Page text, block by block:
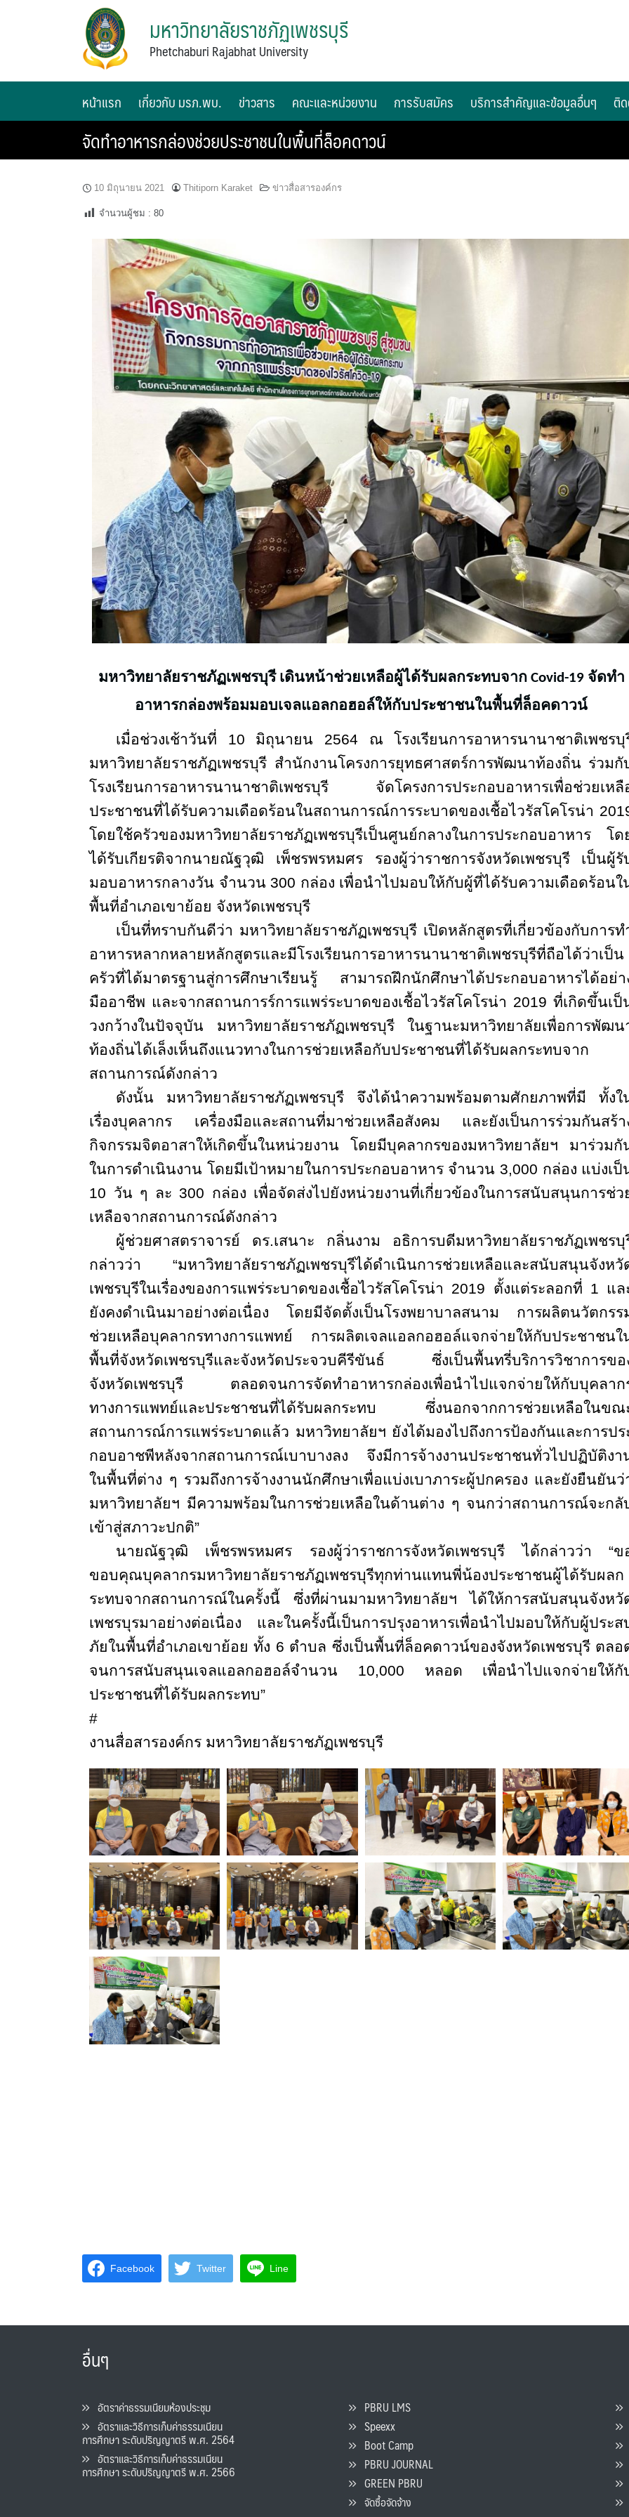
มหาวิทยาลัยราชภัฏเพชรบุรี
Phetchaburi Rajabhat University
หน้าแรก เกี่ยวกับ มรภ.พบ. ข่าวสาร คณะและหน่วยงาน การรับสมัคร บริการสำคัญและข้อมูลอื่นๆ ติ
จัดทำอาหารกล่องช่วยประชาชนในพื้นที่ล็อคดาวน์
10 มิถุนายน 2021 Thitiporn Karaket ข่าวสื่อสารองค์กร
จำนวนผู้ชม : 80
มหาวิทยาลัยราชภัฏเพชรบุรี เดินหน้าช่วยเหลือผู้ได้รับผลกระทบจาก Covid-19 จัดทำ
อาหารกล่องพร้อมมอบเจลแอลกอฮอล์ให้กับประชาชนในพื้นที่ล็อคดาวน์
เมื่อช่วงเช้าวันที่ 10 มิถุนายน 2564 ณ โรงเรียนการอาหารนานาชาติเพชรบุ
มหาวิทยาลัยราชภัฏเพชรบุรี สำนักงานโครงการยุทธศาสตร์การพัฒนาท้องถิ่น ร่วมกั
โรงเรียนการอาหารนานาชาติเพชรบุรี จัดโครงการประกอบอาหารเพื่อช่วยเหลื
ประชาชนที่ได้รับความเดือดร้อนในสถานการณ์การระบาดของเชื้อไวรัสโคโรน่า
โดยใช้ครัวของมหาวิทยาลัยราชภัฏเพชรบุรีเป็นศูนย์กลางในการประกอบอาหาร โด
ได้รับเกียรติจากนายณัฐวุฒิ เพ็ชรพรหมศร รองผู้ว่าราชการจังหวัดเพชรบุรี เป็นผู้รั
มอบอาหารกลางวัน จำนวน300 กล่อง เพื่อนำไปมอบให้กับผู้ที่ได้รับความเดือดร้อนใ
พื้นที่อำเภอเขาย้อย จังหวัดเพชรบุรี
เป็นที่ทราบกันดีว่า มหาวิทยาลัยราชภัฏเพชรบุรี เปิดหลักสูตรที่เกี่ยวข้องกับการท
อาหารหลากหลายหลักสูตรและมีโรงเรียนการอาหารนานาชาติเพชรบุรีที่ถือได้ว่าเป็น
ครัวที่ได้มาตรฐานสู่การศึกษาเรียนรู้ สามารถฝึกนักศึกษาได้ประกอบอาหารได้อย่า
มืออาชีพ และจากสถานการร์การแพร่ระบาดของเชื้อไวรัสโคโรน่า 2019 ที่เกิดขึ้นเป็
วงกว้างในปัจจุบัน มหาวิทยาลัยราชภัฏเพชรบุรี ในฐานะมหาวิทยาลัยเพื่อการพัฒน
ท้องถิ่นได้เล็งเห็นถึงแนวทางในการช่วยเหลือกับประชาชนที่ได้รับผลกระทบจาก
สถานการณ์ดังกล่าว
ดังนั้น มหาวิทยาลัยราชภัฏเพชรบุรี จึงได้นำความพร้อมตามศักยภาพที่มี ทั้งใ
เรื่องบุคลากร เครื่องมือและสถานที่มาช่วยเหลือสังคม และยังเป็นการร่วมกันสร้า
กิจกรรมจิตอาสาให้เกิดขึ้นในหน่วยงาน โดยมีบุคลากรของมหาวิทยาลัยฯ มาร่วมกั
ในการดำเนินงาน โดยมีเป้าหมายในการประกอบอาหาร จำนวน 3,000 กล่อง แบ่งเป็
10 วัน ๆ ละ 300 กล่อง เพื่อจัดส่งไปยังหน่วยงานที่เกี่ยวข้องในการสนับสนุนการช่ว
เหลือจากสถานการณ์ดังกล่าว
ผู้ช่วยศาสตราจารย์ ดร.เสนาะ กลิ่นงาม อธิการบดีมหาวิทยาลัยราชภัฏเพชรบุ
กล่าวว่า “มหาวิทยาลัยราชภัฏเพชรบุรีได้ดำเนินการช่วยเหลือและสนับสนุนจังหวั
เพชรบุรีในเรื่องของการแพร่ระบาดของเชื้อไวรัสโคโรน่า 2019 ตั้งแต่ระลอกที่ 1 แล
ยังคงดำเนินมาอย่างต่อเนื่อง โดยมีจัดตั้งเป็นโรงพยาบาลสนาม การผลิตนวัตกรร
ช่วยเหลือบุคลากรทางการแพทย์ การผลิตเจลแอลกอฮอล์แจกจ่ายให้กับประชาชนใ
พื้นที่จังหวัดเพชรบุรีและจังหวัดประจวบคีรีขันธ์ ซึ่งเป็นพื้นทรี่บริการวิชาการขอ
จังหวัดเพชรบุรี ตลอดจนการจัดทำอาหารกล่องเพื่อนำไปแจกจ่ายให้กับบุคลาก
ทางการแพทย์และประชาชนที่ได้รับผลกระทบ ซึ่งนอกจากการช่วยเหลือในขณ
สถานการณ์การแพร่ระบาดแล้ว มหาวิทยาลัยฯ ยังได้มองไปถึงการป้องกันและการปร
กอบอาชพีหลังจากสถานการณ์เบาบางลง จึงมีการจ้างงานประชาชนทั่วไปปฏิบัติงา
ในพื้นที่ต่าง ๆ รวมถึงการจ้างงานนักศึกษาเพื่อแบ่งเบาภาระผู้ปกครอง และยังยืนยันว่
มหาวิทยาลัยฯ มีความพร้อมในการช่วยเหลือในด้านต่าง ๆ จนกว่าสถานการณ์จะกลั
เข้าสู่สภาวะปกติ”
นายณัฐวุฒิ เพ็ชรพรหมศร รองผู้ว่าราชการจังหวัดเพชรบุรี ได้กล่าวว่า “ข
ขอบคุณบุคลากรมหาวิทยาลัยราชภัฏเพชรบุรีทุกท่านแทนพี่น้องประชาชนผู้ได้รับผลก
ระทบจากสถานการณ์ในครั้งนี้ ซึ่งที่ผ่านมามหาวิทยาลัยฯ ได้ให้การสนับสนุนจังหวั
เพชรบุรมาอย่างต่อเนื่อง และในครั้งนี้เป็นการปรุงอาหารเพื่อนำไปมอบให้กับผู้ประส
ภัยในพื้นที่อำเภอเขาย้อย ทั้ง 6 ตำบล ซึ่งเป็นพื้นที่ล็อคดาวน์ของจังหวัดเพชรบุรี ตลอ
จนการสนับสนุนเจลแอลกอฮอล์จำนวน 10,000 หลอด เพื่อนำไปแจกจ่ายให้กั
ประชาชนที่ได้รับผลกระทบ”
#
งานสื่อสารองค์กร มหาวิทยาลัยราชภัฏเพชรบุรี
Facebook Twitter Line
อื่นๆ
อัตราค่าธรรมเนียมห้องประชุม
อัตราและวิธีการเก็บค่าธรรมเนียน
การศึกษา ระดับปริญญาตรี พ.ศ. 2564
อัตราและวิธีการเก็บค่าธรรมเนียน
การศึกษา ระดับปริญญาตรี พ.ศ. 2566
PBRU LMS
Speexx
Boot Camp
PBRU JOURNAL
GREEN PBRU
จัดซื้อจัดจ้าง